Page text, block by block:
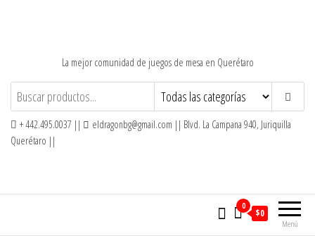
La mejor comunidad de juegos de mesa en Querétaro
+ 442.495.0037 ||
eldragonbg@gmail.com || Blvd. La Campana 940, Juriquilla
Querétaro ||
Menú
0
$0